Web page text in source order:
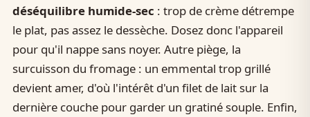
déséquilibre humide-sec : trop de crème détrempe
le plat, pas assez le dessèche. Dosez donc l'appareil
pour qu'il nappe sans noyer. Autre piège, la
surcuisson du fromage : un emmental trop grillé
devient amer, d'où l'intérêt d'un filet de lait sur la
dernière couche pour garder un gratiné souple. Enfin,